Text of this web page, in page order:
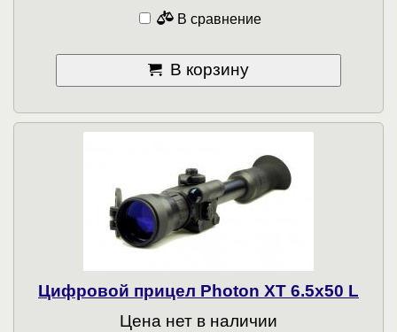
В сравнение
В корзину
Цифровой прицел Photon XT 6.5x50 L
Цена нет в наличии